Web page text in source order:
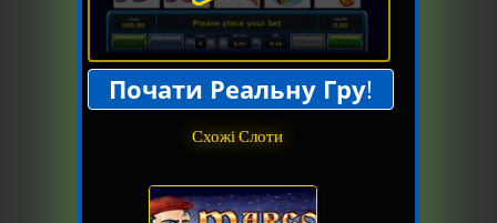
Почати Реальну Гру!
Схожі Слоти